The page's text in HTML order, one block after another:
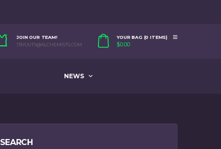
JOIN OUR TEAM!
TRYOUTS@ALCHEMISTS.COM
YOUR BAG (0 ITEMS)
$0.00
NEWS
SEARCH